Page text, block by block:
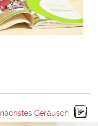
nächstes Geräusch